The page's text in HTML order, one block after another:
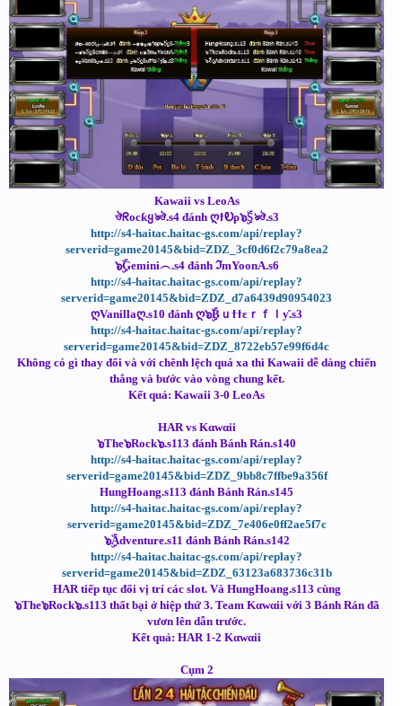
Kawaii vs LeoAs
ঔᖇocƙყঌঔ.s4 đánh ღϯᎧρ๖ۣۜSঌঔ.s3
http://s4-haitac.haitac-gs.com/api/replay?
serverid=game20145&bid=ZDZ_3cf0d6f2c79a8ea2
๖ۣۜGemini︵.s4 đánh ℑmYoonA.s6
http://s4-haitac.haitac-gs.com/api/replay?
serverid=game20145&bid=ZDZ_d7a6439d90954023
ღVanillaღ.s10 đánh ღ๖ۣۜBｕϯϯεｒｆｌƴ.s3
http://s4-haitac.haitac-gs.com/api/replay?
serverid=game20145&bid=ZDZ_8722eb57e99f6d4c
Không có gì thay đổi và với chênh lệch quá xa thì Kawaii dễ dàng chiến
thắng và bước vào vòng chung kết.
Kết quả: Kawaii 3-0 LeoAs
HAR vs Kαwαii
๖The๖Rock๖.s113 đánh Bánh Rán.s140
http://s4-haitac.haitac-gs.com/api/replay?
serverid=game20145&bid=ZDZ_9bb8c7ffbe9a356f
HungHoang.s113 đánh Bánh Rán.s145
http://s4-haitac.haitac-gs.com/api/replay?
serverid=game20145&bid=ZDZ_7e406e0ff2ae5f7c
๖ۣۜAdventure.s11 đánh Bánh Rán.s142
http://s4-haitac.haitac-gs.com/api/replay?
serverid=game20145&bid=ZDZ_63123a683736c31b
HAR tiếp tục đổi vị trí các slot. Và HungHoang.s113 cùng
๖The๖Rock๖.s113 thất bại ở hiệp thứ 3. Team Kαwαii với 3 Bánh Rán đã
vươn lên dẫn trước.
Kết quả: HAR 1-2 Kαwαii
Cụm 2